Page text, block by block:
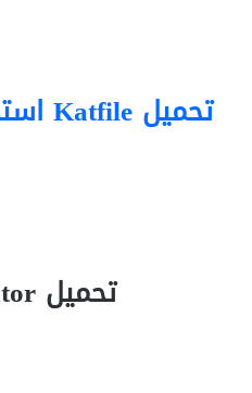
تحميل Katfile استخدم مانع اعلانات
تحميل Rapidgator